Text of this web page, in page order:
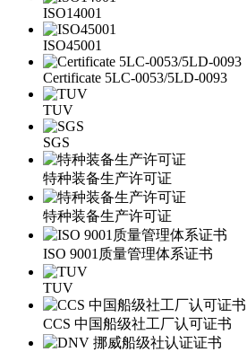
ISO14001
ISO45001
Certificate 5LC-0053/5LD-0093
TUV
SGS
特种装备生产许可证
特种装备生产许可证
ISO 9001质量管理体系证书
TUV
CCS 中国船级社工厂认可证书